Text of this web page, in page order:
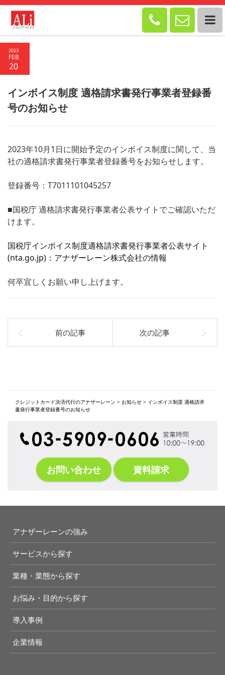
 
2023
FEB
20
インボイス制度 適格請求書発行事業者登録番
号のお知らせ
2023年10月1日に開始予定のインボイス制度に関して、当
社の適格請求書発行事業者登録番号をお知らせします。
登録番号：T7011101045257
■国税庁 適格請求書発行事業者公表サイトでご確認いただ
けます。
国税庁インボイス制度適格請求書発行事業者公表サイト
(nta.go.jp)：アナザーレーン株式会社の情報
何卒宜しくお願い申し上げます。
クレジットカード決済代行のアナザーレーン > お知らせ > インボイス制度 適格請求
書発行事業者登録番号のお知らせ
お問い合わせ 資料請求
アナザーレーンの強み
サービスから探す
業種・業態から探す
お悩み・目的から探す
導入事例
企業情報